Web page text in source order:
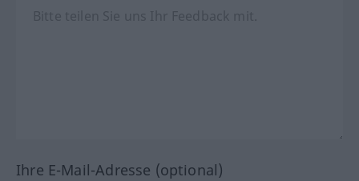
Ihre E-Mail-Adresse (optional)